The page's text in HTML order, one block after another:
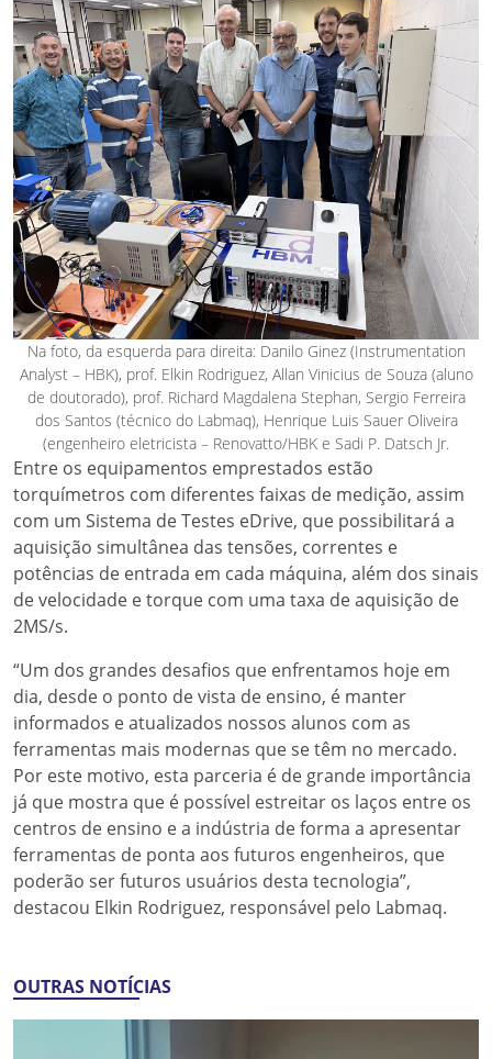
Na foto, da esquerda para direita: Danilo Ginez (Instrumentation
Analyst – HBK), prof. Elkin Rodriguez, Allan Vinicius de Souza (aluno
de doutorado), prof. Richard Magdalena Stephan, Sergio Ferreira
dos Santos (técnico do Labmaq), Henrique Luis Sauer Oliveira
(engenheiro eletricista – Renovatto/HBK e Sadi P. Datsch Jr.
Entre os equipamentos emprestados estão
torquímetros com diferentes faixas de medição, assim
com um Sistema de Testes eDrive, que possibilitará a
aquisição simultânea das tensões, correntes e
potências de entrada em cada máquina, além dos sinais
de velocidade e torque com uma taxa de aquisição de
2MS/s.
“Um dos grandes desafios que enfrentamos hoje em
dia, desde o ponto de vista de ensino, é manter
informados e atualizados nossos alunos com as
ferramentas mais modernas que se têm no mercado.
Por este motivo, esta parceria é de grande importância
já que mostra que é possível estreitar os laços entre os
centros de ensino e a indústria de forma a apresentar
ferramentas de ponta aos futuros engenheiros, que
poderão ser futuros usuários desta tecnologia”,
destacou Elkin Rodriguez, responsável pelo Labmaq.
OUTRAS NOTÍCIAS